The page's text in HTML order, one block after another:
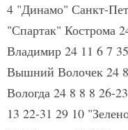
4 "Динамо" Санкт-
"Спартак" Кострома
Владимир 24 11 6 7
Вышний Волочек 24
Вологда 24 8 8 8 26-
13 22-31 29 10